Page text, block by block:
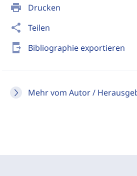
print Drucken
share Teilen
send_to_mobile Bibliographie exportieren
Mehr vom Autor /